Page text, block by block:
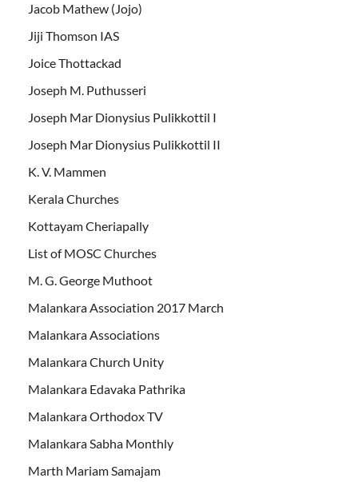
Jacob Mathew (Jojo)
Jiji Thomson IAS
Joice Thottackad
Joseph M. Puthusseri
Joseph Mar Dionysius Pulikkottil I
Joseph Mar Dionysius Pulikkottil II
K. V. Mammen
Kerala Churches
Kottayam Cheriapally
List of MOSC Churches
M. G. George Muthoot
Malankara Association 2017 March
Malankara Associations
Malankara Church Unity
Malankara Edavaka Pathrika
Malankara Orthodox TV
Malankara Sabha Monthly
Marth Mariam Samajam